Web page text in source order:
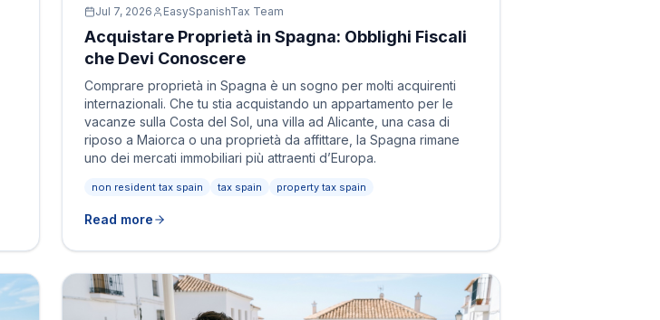
Jul 7, 2026 EasySpanishTax Team
Acquistare Proprietà in Spagna: Obblighi Fiscali
che Devi Conoscere
Comprare proprietà in Spagna è un sogno per molti acquirenti
internazionali. Che tu stia acquistando un appartamento per le
vacanze sulla Costa del Sol, una villa ad Alicante, una casa di
riposo a Maiorca o una proprietà da affittare, la Spagna rimane
uno dei mercati immobiliari più attraenti d’Europa.
non resident tax spain tax spain property tax spain
Read more